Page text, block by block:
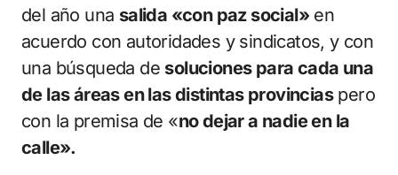
del año una salida «con paz social» en
acuerdo con autoridades y sindicatos, y con
una búsqueda de soluciones para cada una
de las áreas en las distintas provinciaspero
con la premisa de «no dejar a nadie en la
calle».